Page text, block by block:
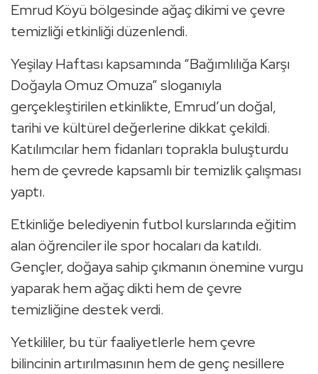
Emrud Köyü bölgesinde ağaç dikimi ve çevre
temizliği etkinliği düzenlendi.
Yeşilay Haftası kapsamında “Bağımlılığa Karşı
Doğayla Omuz Omuza” sloganıyla
gerçekleştirilen etkinlikte, Emrud’un doğal,
tarihi ve kültürel değerlerine dikkat çekildi.
Katılımcılar hem fidanları toprakla buluşturdu
hem de çevrede kapsamlı bir temizlik çalışması
yaptı.
Etkinliğe belediyenin futbol kurslarında eğitim
alan öğrenciler ile spor hocaları da katıldı.
Gençler, doğaya sahip çıkmanın önemine vurgu
yaparak hem ağaç dikti hem de çevre
temizliğine destek verdi.
Yetkililer, bu tür faaliyetlerle hem çevre
bilincinin artırılmasının hem de genç nesillere